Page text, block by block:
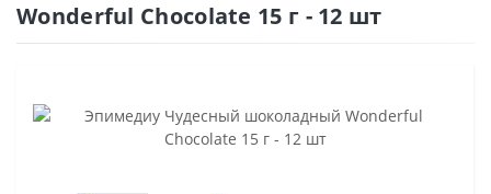
Wonderful Chocolate 15 г - 12 шт